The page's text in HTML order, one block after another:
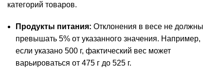
категорий товаров.
Продукты питания: Отклонения в весе не должны
превышать 5% от указанного значения. Например,
если указано 500 г, фактический вес может
варьироваться от 475 г до 525 г.